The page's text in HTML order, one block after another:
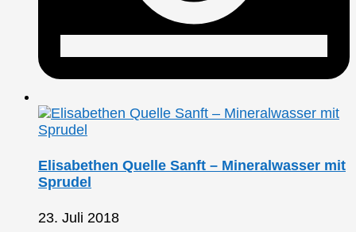
Elisabethen Quelle Sanft – Mineralwasser mit
Sprudel
23. Juli 2018